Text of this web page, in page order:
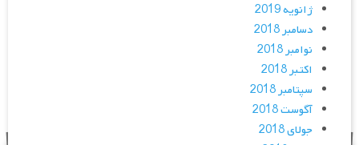
ژانویه 2019
دسامبر 2018
نوامبر 2018
اکتبر 2018
سپتامبر 2018
آگوست 2018
جولای 2018